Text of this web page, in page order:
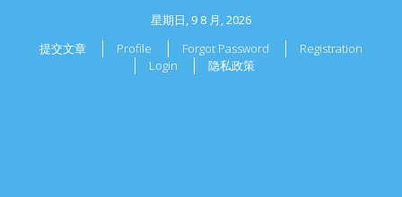
星期日, 9 8 月, 2026
提交文章
Profile Forgot Password
Registration
Login
隐私政策